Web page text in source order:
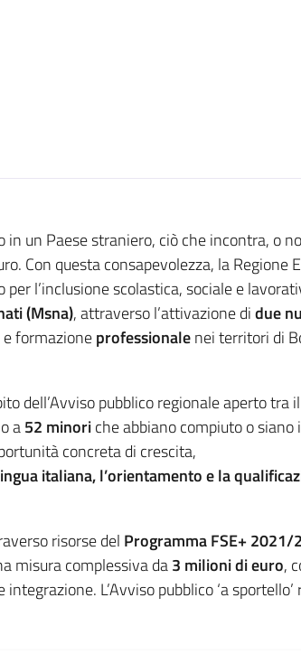
un Paese straniero, ciò che incontra, o
Con questa consapevolezza, la Regione
l’inclusione scolastica, sociale e
(Msna), attraverso l’attivazione didue
formazioneprofessionalenei territori di
dell’Avviso pubblico regionale aperto tra
a52 minoriche abbiano compiuto o siano
concreta di crescita,
italiana, l’orientamento e la
risorse del Programma FSE+ 2021/
misura complessiva da3 milioni di euro,
L’Avviso pubblico ‘a sportello’